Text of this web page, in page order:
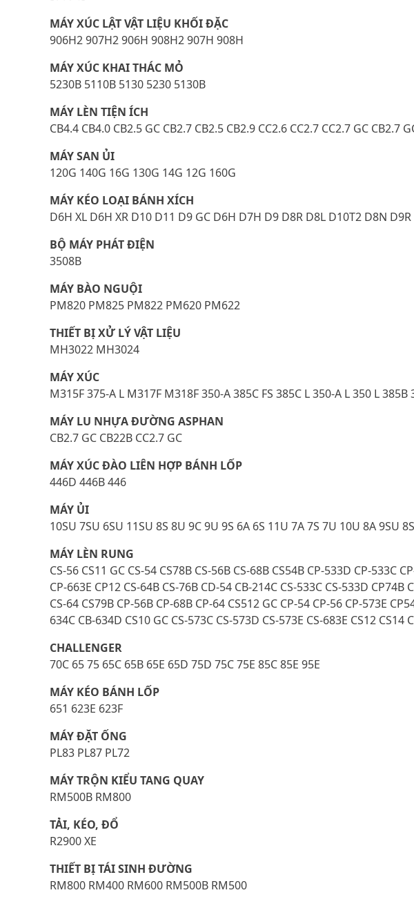
MÁY XÚC LẬT VẬT LIỆU KHỐI ĐẶC
906H2 907H2 906H 908H2 907H 908H
MÁY XÚC KHAI THÁC MỎ
5230B 5110B 5130 5230 5130B
MÁY LÈN TIỆN ÍCH
CB4.4 CB4.0 CB2.5 GC CB2.7 CB2.5 CB2.9 CC2.6 CC2.7 CC2.7 GC CB2.7
MÁY SAN ỦI
120G 140G 16G 130G 14G 12G 160G
MÁY KÉO LOẠI BÁNH XÍCH
D6H XL D6H XR D10 D11 D9 GC D6H D7H D9 D8R D8L D10T2 D8N
BỘ MÁY PHÁT ĐIỆN
3508B
MÁY BÀO NGUỘI
PM820 PM825 PM822 PM620 PM622
THIẾT BỊ XỬ LÝ VẬT LIỆU
MH3022 MH3024
MÁY XÚC
M315F 375-A L M317F M318F 350-A 385C FS 385C L 350-A L 350 L
MÁY LU NHỰA ĐƯỜNG ASPHAN
CB2.7 GC CB22B CC2.7 GC
MÁY XÚC ĐÀO LIÊN HỢP BÁNH LỐP
446D 446B 446
MÁY ỦI
10SU 7SU 6SU 11SU 8S 8U 9C 9U 9S 6A 6S 11U 7A 7S 7U 10U 8A 9SU
MÁY LÈN RUNG
CS-56 CS11 GC CS-54 CS78B CS-56B CS-68B CS54B CP-533D CP-533C
CP-663E CP12 CS-64B CS-76B CD-54 CB-214C CS-533C CS-533D
CS-64 CS79B CP-56B CP-68B CP-64 CS512 GC CP-54 CP-56 CP-573E
634C CB-634D CS10 GC CS-573C CS-573D CS-573E CS-683E CS12
CHALLENGER
70C 65 75 65C 65B 65E 65D 75D 75C 75E 85C 85E 95E
MÁY KÉO BÁNH LỐP
651 623E 623F
MÁY ĐẶT ỐNG
PL83 PL87 PL72
MÁY TRỘN KIỂU TANG QUAY
RM500B RM800
TẢI, KÉO, ĐỔ
R2900 XE
THIẾT BỊ TÁI SINH ĐƯỜNG
RM800 RM400 RM600 RM500B RM500